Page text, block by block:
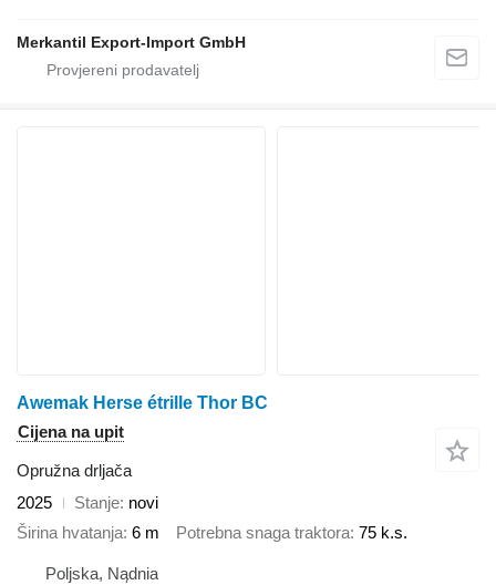
Merkantil Export-Import GmbH
Awemak Herse étrille Thor BC
Cijena na upit
Opružna drljača
2025
Stanje novi
Širina hvatanja 6 m Potrebna snaga traktora 75 k.s.
Poljska, Nądnia